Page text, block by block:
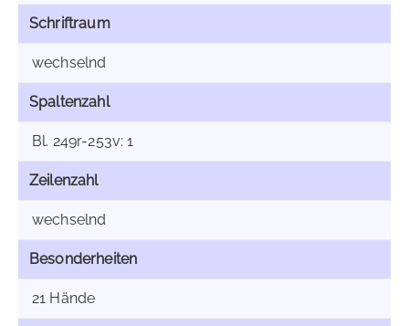
Schriftraum
wechselnd
Spaltenzahl
Bl. 249r-253v: 1
Zeilenzahl
wechselnd
Besonderheiten
21 Hände